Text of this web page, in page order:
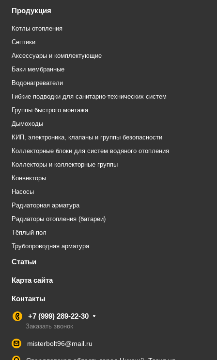
Продукция
Котлы отопления
Септики
Аксессуары и комплектующие
Баки мембранные
Водонагреватели
Гибкие подводки для санитарно-технических систем
Группы быстрого монтажа
Дымоходы
КИП, электроника, клапаны и группы безопасности
Коллекторные блоки для систем водяного отопления
Коллекторы и коллекторные группы
Конвекторы
Насосы
Радиаторная арматура
Радиаторы отопления (батареи)
Тёплый пол
Трубопроводная арматура
Статьи
Карта сайта
Контакты
+7 (999) 289-22-30
Заказать звонок
misterbolt96@mail.ru